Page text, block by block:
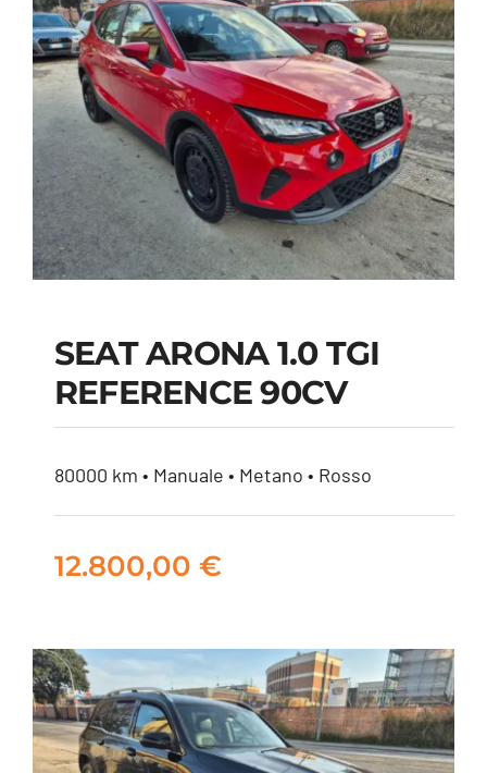
SEAT ARONA 1.0 TGI
SEAT ARONA 1.0 TGI
REFERENCE 90CV
80000 km • Manuale • Metano • Rosso
12.800,00 €